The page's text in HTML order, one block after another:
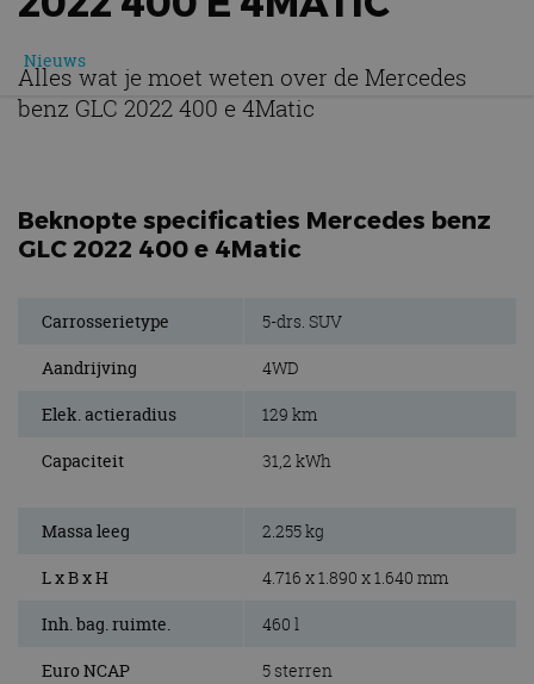
Nieuws
Alles wat je moet weten over de Mercedes
benz GLC 2022 400 e 4Matic
Beknopte specificaties Mercedes benz
GLC 2022 400 e 4Matic
Carrosserietype 5-drs. SUV
Aandrijving 4WD
Elek. actieradius 129 km
Capaciteit 31,2 kWh
Massa leeg 2.255 kg
L x B x H 4.716 x 1.890 x 1.640 mm
Inh. bag. ruimte. 460 l
Euro NCAP 5 sterren